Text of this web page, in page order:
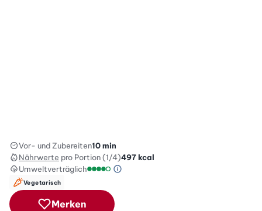
Vor- und Zubereiten10 min
Nährwerte pro Portion (1/4)497kcal
Umweltverträglich
Green Betty Skala Info
Vegetarisch
Merken